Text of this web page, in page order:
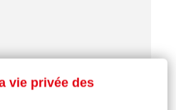
vie privée des